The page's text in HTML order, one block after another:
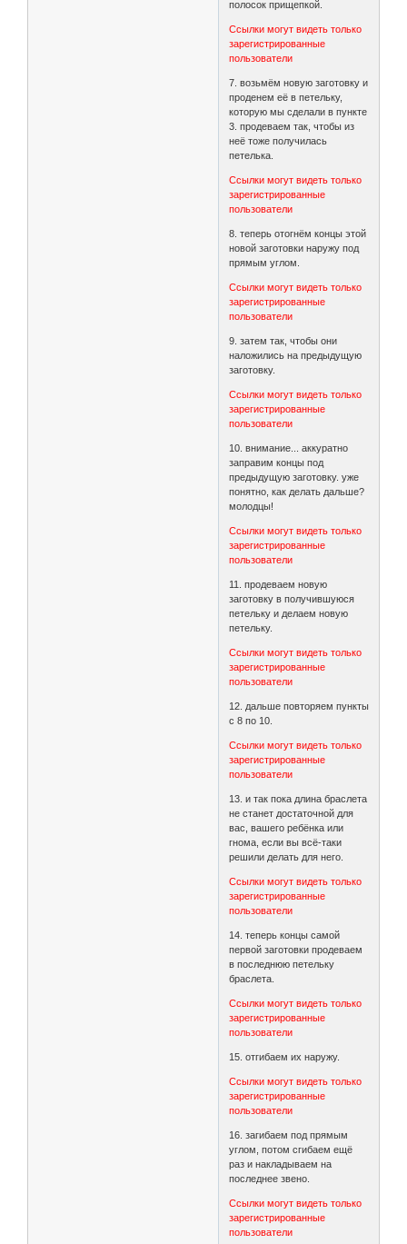
полосок прищепкой.
Ссылки могут видеть только
зарегистрированные
пользователи
7. возьмём новую заготовку и
проденем её в петельку,
которую мы сделали в пункте
3. продеваем так, чтобы из
неё тоже получилась
петелька.
Ссылки могут видеть только
зарегистрированные
пользователи
8. теперь отогнём концы этой
новой заготовки наружу под
прямым углом.
Ссылки могут видеть только
зарегистрированные
пользователи
9. затем так, чтобы они
наложились на предыдущую
заготовку.
Ссылки могут видеть только
зарегистрированные
пользователи
10. внимание... аккуратно
заправим концы под
предыдущую заготовку. уже
понятно, как делать дальше?
молодцы!
Ссылки могут видеть только
зарегистрированные
пользователи
11. продеваем новую
заготовку в получившуюся
петельку и делаем новую
петельку.
Ссылки могут видеть только
зарегистрированные
пользователи
12. дальше повторяем пункты
с 8 по 10.
Ссылки могут видеть только
зарегистрированные
пользователи
13. и так пока длина браслета
не станет достаточной для
вас, вашего ребёнка или
гнома, если вы всё-таки
решили делать для него.
Ссылки могут видеть только
зарегистрированные
пользователи
14. теперь концы самой
первой заготовки продеваем
в последнюю петельку
браслета.
Ссылки могут видеть только
зарегистрированные
пользователи
15. отгибаем их наружу.
Ссылки могут видеть только
зарегистрированные
пользователи
16. загибаем под прямым
углом, потом сгибаем ещё
раз и накладываем на
последнее звено.
Ссылки могут видеть только
зарегистрированные
пользователи